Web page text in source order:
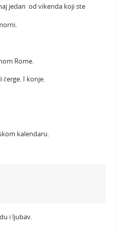
jedan od vikenda koji ste
Rome.
čerge. I konje.
kalendaru.
i ljubav.